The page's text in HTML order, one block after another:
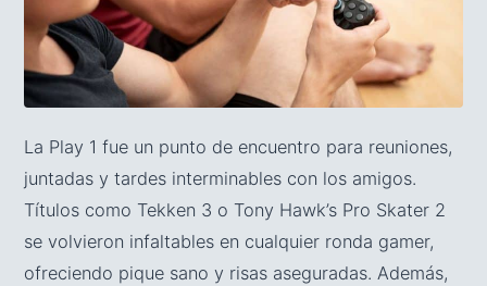
La Play 1 fue un punto de encuentro para reuniones,
juntadas y tardes interminables con los amigos.
Títulos como Tekken 3 o Tony Hawk’s Pro Skater 2
se volvieron infaltables en cualquier ronda gamer,
ofreciendo pique sano y risas aseguradas. Además,